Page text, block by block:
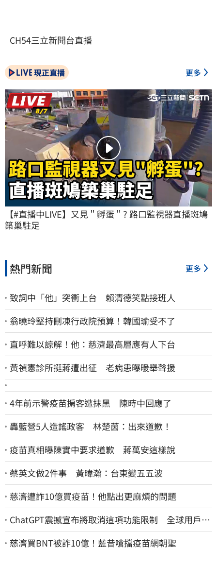
CH54三立新聞台直播
現正直播 更多
【#直播中LIVE】又見＂孵蛋＂? 路口監視器直播斑鳩
築巢駐足
熱門新聞 更多
致詞中「他」突衝上台 賴清德笑點接班人
翁曉玲堅持刪凍行政院預算！韓國瑜受不了
直呼難以諒解！他：慈濟最高層應有人下台
黃禎憲診所挺蔣遭出征 老病患曝暖舉聲援
4年前示警疫苗掮客遭抹黑 陳時中回應了
轟藍營5人造謠政客 林楚茵：出來道歉！
疫苗真相曝陳實中要求道歉 蔣萬安這樣說
蔡英文做2件事 黃暐瀚：台東變五五波
慈濟遭詐10億買疫苗！他點出更麻煩的問題
ChatGPT震撼宣布將取消這項功能限制 全球用戶即
刻起「免費」用到飽
慈濟買BNT被詐10億！藍昔嗆擋疫苗網朝聖